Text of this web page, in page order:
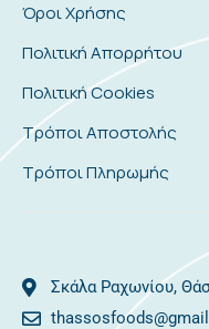
Όροι Χρήσης
Πολιτική Απορρήτου
Πολιτική Cookies
Τρόποι Αποστολής
Τρόποι Πληρωμής
Σκάλα Ραχωνίου,